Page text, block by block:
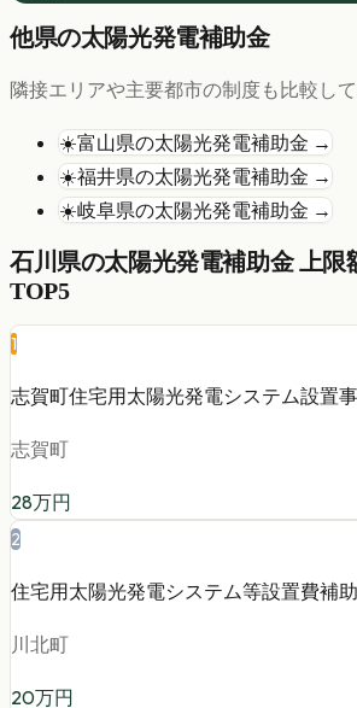
他県の太陽光発電補助金
隣接エリアや主要都市の制度も比較して
☀️富山県の太陽光発電補助金 →
☀️福井県の太陽光発電補助金 →
☀️岐阜県の太陽光発電補助金 →
石川県の太陽光発電補助金 上限
TOP5
1
志賀町住宅用太陽光発電システム設置
志賀町
28万円
2
住宅用太陽光発電システム等設置費補
川北町
20万円